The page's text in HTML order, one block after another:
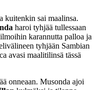
kuitenkin sai maalinsa.
haroi tyhjää tullessaan
karannutta palloa ja
tyhjään Sambian
avasi maalitilinsä tässä
onneaan. Musonda ajoi